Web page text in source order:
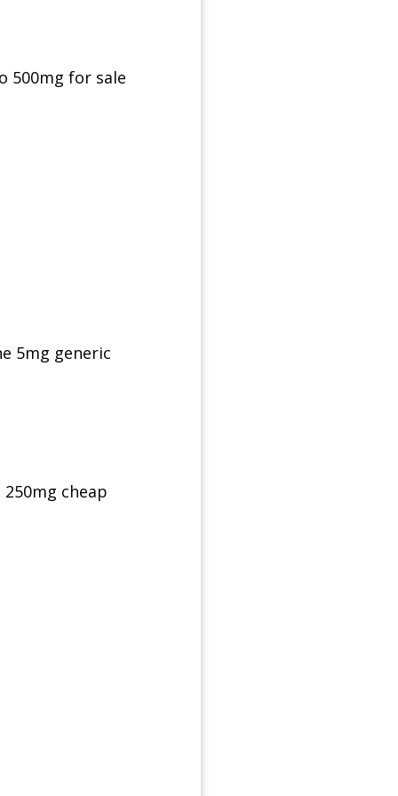
500mg for sale
5mg generic
cheap